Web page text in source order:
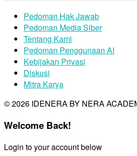
Pedoman Hak Jawab
Pedoman Media Siber
Tentang Kami
Pedoman Penggunaan AI
Kebijakan Privasi
Diskusi
Mitra Karya
© 2026 IDENERA BY NERA
Welcome Back!
Login to your account below